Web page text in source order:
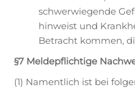
schwerwiegende
hinweist und
Betracht kommen,
§7 Meldepflichtige
(1) Namentlich ist bei